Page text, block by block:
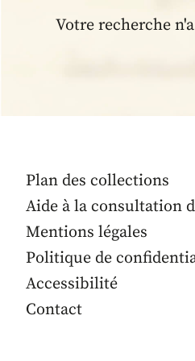
Votre recherche
Plan des collections
Aide à la consultation
Mentions légales
Politique de
Accessibilité
Contact